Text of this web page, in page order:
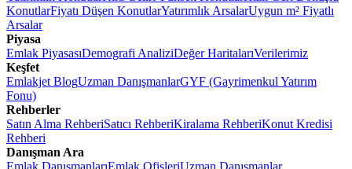
KonutlarFiyatı Düşen KonutlarYatırımlık ArsalarUygun m² Fiyatlı
Arsalar
Piyasa
Emlak PiyasasıDemografi AnaliziDeğer HaritalarıVerilerimiz
Keşfet
Emlakjet BlogUzman DanışmanlarGYF (Gayrimenkul Yatırım
Fonu)
Rehberler
Satın Alma RehberiSatıcı RehberiKiralama RehberiKonut Kredisi
Rehberi
Danışman Ara
Emlak DanışmanlarıEmlak OfisleriUzman Danışmanlar